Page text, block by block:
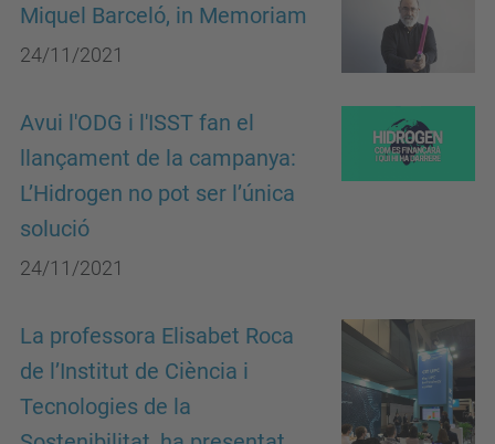
Miquel Barceló, in Memoriam
24/11/2021
Avui l'ODG i l'ISST fan el
llançament de la campanya:
L’Hidrogen no pot ser l’única
solució
24/11/2021
La professora Elisabet Roca
de l’Institut de Ciència i
Tecnologies de la